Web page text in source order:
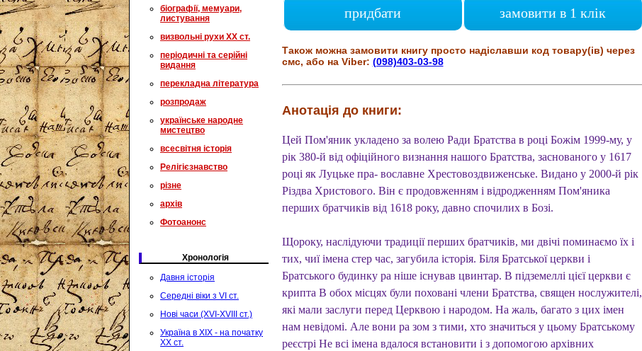
біографії, мемуари,
листування
визвольні рухи XX ст.
періодичні та серійні
видання
перекладна література
розпродаж
українське народне
мистецтво
всесвітня історія
Релігієзнавство
різне
архів
Фотоанонс
Хронологія
Давня історія
Середні віки з VI ст.
Нові часи (XVI-XVIII ст.)
Україна в XIX - на початку
XX ст.
придбати замовити в 1 клік
Також можна замовити книгу просто надіславши код товару(ів) через
смс, або на Viber: (098)403-03-98
Анотація до книги:
Цей Пом'яник укладено за волею Ради Братства в році Божім 1999-му, у
рік 380-й від офіційного визнання нашого Братства, заснованого у 1617
році як Луцьке пра- вославне Хрестовоздвиженське. Видано у 2000-й рік
Різдва Христового. Він є продовженням і відродженням Пом'яника
перших братчиків від 1618 року, давно спочилих в Бозі.
Щороку, наслідуючи традиції перших братчиків, ми двічі поминаємо їх і
тих, чиї імена стер час, загубила історія. Біля Братської церкви і
Братського будинку ра ніше існував цвинтар. В підземеллі цієї церкви є
крипта В обох місцях були поховані члени Братства, священ нослужителі,
які мали заслуги перед Церквою і народом. На жаль, багато з цих імен
нам невідомі. Але вони ра зом з тими, хто значиться у цьому Братському
реєстрі Не всі імена вдалося встановити і з допомогою архівних